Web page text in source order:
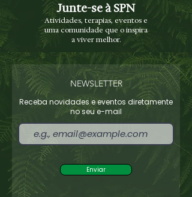
Junte-se à SPN
Atividades, terapias, eventos e
uma comunidade que o inspira
a viver melhor.
NEWSLETTER
Receba novidades e eventos diretamente
no seu e-mail
Enviar